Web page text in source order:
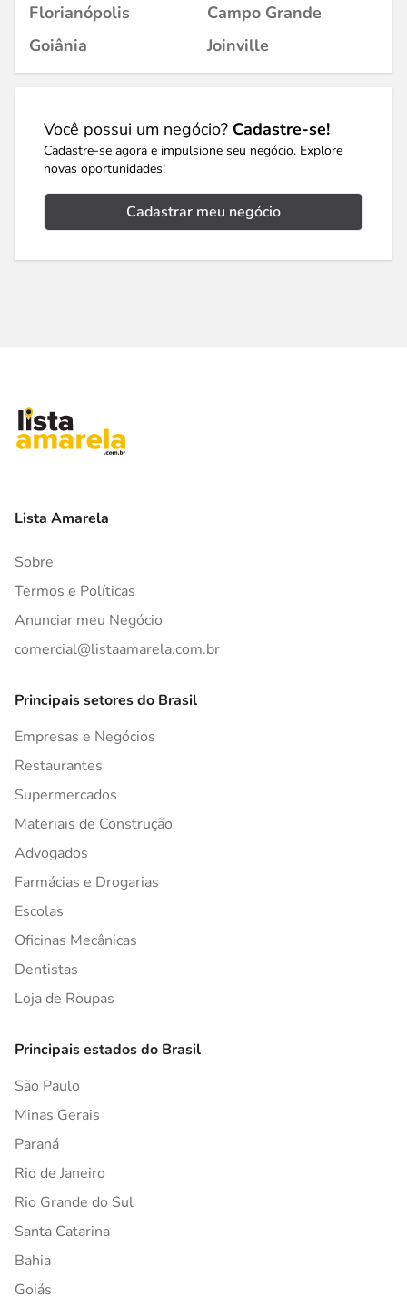
Florianópolis
Campo Grande
Goiânia
Joinville
Você possui um negócio? Cadastre-se!
Cadastre-se agora e impulsione seu negócio. Explore
novas oportunidades!
Cadastrar meu negócio
Lista Amarela
Sobre
Termos e Políticas
Anunciar meu Negócio
comercial@listaamarela.com.br
Principais setores do Brasil
Empresas e Negócios
Restaurantes
Supermercados
Materiais de Construção
Advogados
Farmácias e Drogarias
Escolas
Oficinas Mecânicas
Dentistas
Loja de Roupas
Principais estados do Brasil
São Paulo
Minas Gerais
Paraná
Rio de Janeiro
Rio Grande do Sul
Santa Catarina
Bahia
Goiás